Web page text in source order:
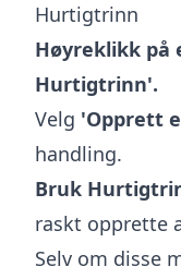
Hurtigtrinn
Høyreklikk på
Hurtigtrinn'.
Velg 'Opprett
handling.
Bruk
raskt opprette
Selv om disse